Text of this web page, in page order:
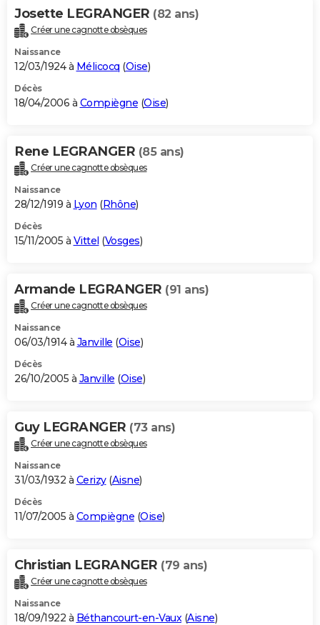
Josette LEGRANGER (82 ans)
Créer une cagnotte obsèques
Naissance
12/03/1924 à Mélicocq (Oise)
Décès
18/04/2006 à Compiègne (Oise)
Rene LEGRANGER (85 ans)
Créer une cagnotte obsèques
Naissance
28/12/1919 à Lyon (Rhône)
Décès
15/11/2005 à Vittel (Vosges)
Armande LEGRANGER (91 ans)
Créer une cagnotte obsèques
Naissance
06/03/1914 à Janville (Oise)
Décès
26/10/2005 à Janville (Oise)
Guy LEGRANGER (73 ans)
Créer une cagnotte obsèques
Naissance
31/03/1932 à Cerizy(Aisne)
Décès
11/07/2005 à Compiègne (Oise)
Christian LEGRANGER (79 ans)
Créer une cagnotte obsèques
Naissance
18/09/1922 à Béthancourt-en-Vaux(Aisne)